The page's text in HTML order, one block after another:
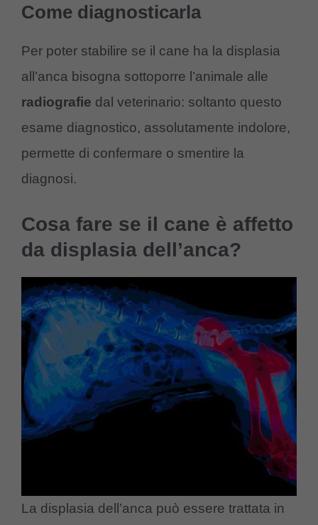
Come diagnosticarla
Per poter stabilire se il cane ha la displasia
all’anca bisogna sottoporre l’animale alle
radiografie dal veterinario: soltanto questo
esame diagnostico, assolutamente indolore,
permette di confermare o smentire la
diagnosi.
Cosa fare se il cane è affetto
da displasia dell’anca?
La displasia dell’anca può essere trattata in